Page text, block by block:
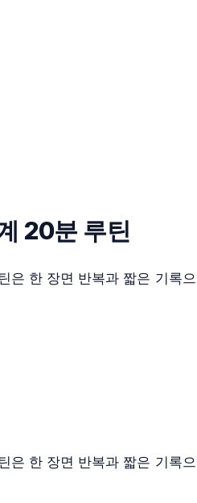
20분 루틴
은 한 장면 반복과 짧은 기록으
은 한 장면 반복과 짧은 기록으